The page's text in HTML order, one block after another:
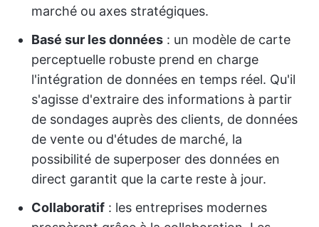
marché ou axes stratégiques.
Basé sur les données : un modèle de carte
perceptuelle robuste prend en charge
l'intégration de données en temps réel. Qu'il
s'agisse d'extraire des informations à partir
de sondages auprès des clients, de données
de vente ou d'études de marché, la
possibilité de superposer des données en
direct garantit que la carte reste à jour.
Collaboratif : les entreprises modernes